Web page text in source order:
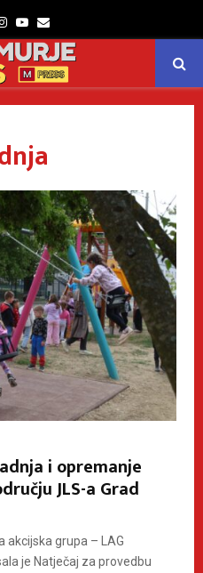
Instagram
Youtube
Email
i opremanje
JLS-a Grad
akcijska grupa – LAG
je Natječaj za provedbu